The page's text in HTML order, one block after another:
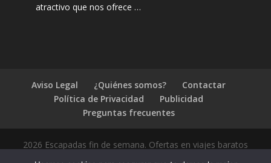
atractivo que nos ofrece …
Aviso Legal ¿Quiénes somos?
Contactar
Política de Privacidad
Publicidad
Preguntas frecuentes
2026 Escapadas fin de semana. Ofertas en viajes baratos